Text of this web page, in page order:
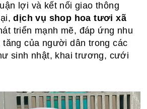
lợi và kết nối giao thông
dịch vụ shop hoa tươi xã
triển mạnh mẽ, đáp ứng nhu
tăng của người dân trong các
sinh nhật, khai trương, cưới